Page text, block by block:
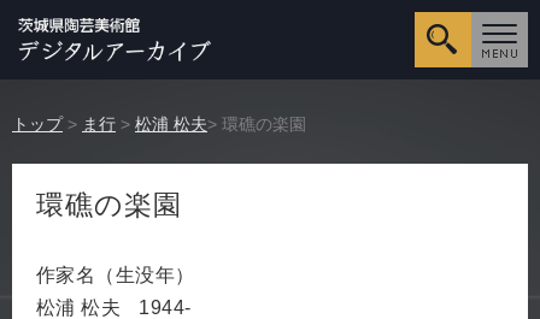
詳細検
トップ > ま行 > 松浦 松夫> 環礁の楽園
環礁の楽園
作家名（生没年）
松浦 松夫
1944-